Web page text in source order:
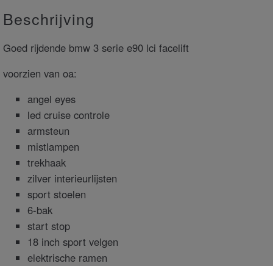
Beschrijving
Goed rijdende bmw 3 serie e90 lci facelift
voorzien van oa:
angel eyes
led cruise controle
armsteun
mistlampen
trekhaak
zilver interieurlijsten
sport stoelen
6-bak
start stop
18 inch sport velgen
elektrische ramen